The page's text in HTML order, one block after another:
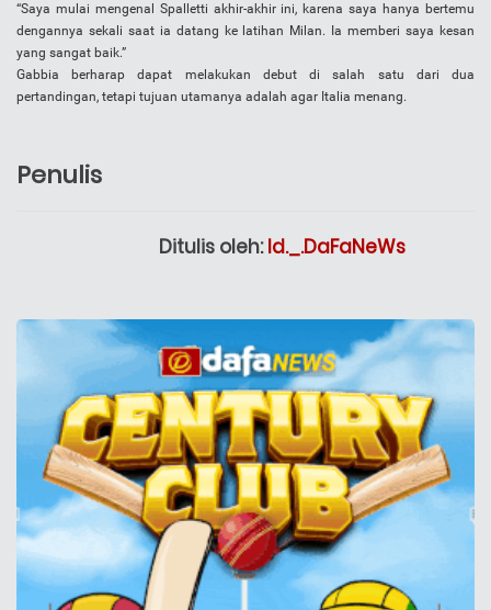
“Saya mulai mengenal Spalletti akhir-akhir ini, karena saya hanya bertemu
dengannya sekali saat ia datang ke latihan Milan. Ia memberi saya kesan
yang sangat baik.”
Gabbia berharap dapat melakukan debut di salah satu dari dua
pertandingan, tetapi tujuan utamanya adalah agar Italia menang.
Penulis
Ditulis oleh:Id._.DaFaNeWs